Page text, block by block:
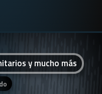
y mucho más